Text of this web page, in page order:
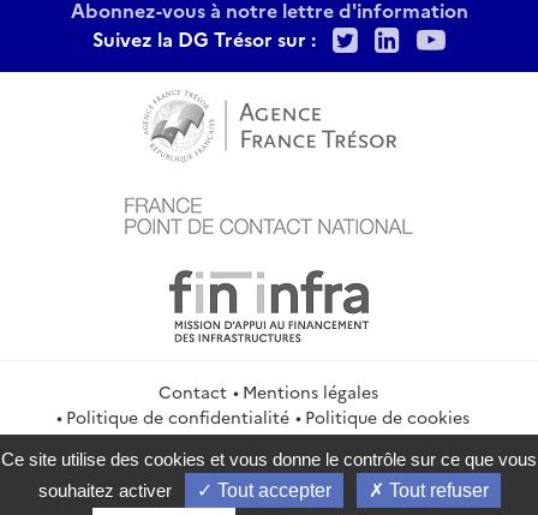
Abonnez-vous à notre lettre d'information
Suivez la DG Trésor sur :
TwitterLinkedIn
Contact
Mentions légales
Politique de confidentialité
Politique de cookies
Gestion des cookies
Flux RSS
service-public.gouv.fr
legifrance.gouv.fr
info.gouv.fr
data.gouv.fr
Ce site utilise des cookies et vous donne le contrôle sur ce que vous
souhaitez activer
Tout accepter Tout refuser